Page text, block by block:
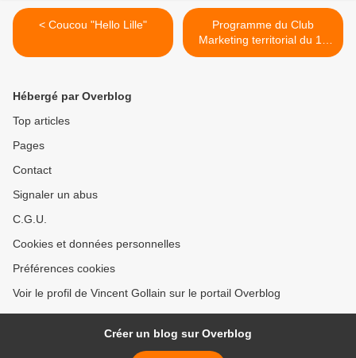
< Coucou "Hello Lille"
Programme du Club
Marketing territorial du 18
décembre 2018 - Le
Hébergé par Overblog
Top articles
Pages
Contact
Signaler un abus
C.G.U.
Cookies et données personnelles
Préférences cookies
Voir le profil de Vincent Gollain sur le portail Overblog
Créer un blog sur Overblog